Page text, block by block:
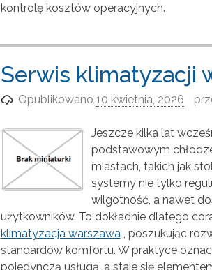
kontrolę kosztów operacyjnych.
Serwis klimatyzacji
Opublikowano10 kwietnia, 2026
Jeszcze kilka lat
podstawowym
miastach, takich jak
systemy nie tylko
wilgotność, a nawet
użytkowników. To dokładnie dlatego
klimatyzacja warszawa, poszukując
standardów komfortu. W praktyce
pojedynczą usługą, a staje się